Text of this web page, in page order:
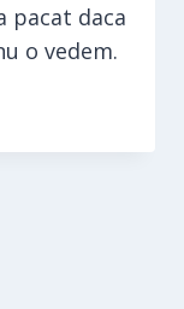
pacat daca
o vedem.